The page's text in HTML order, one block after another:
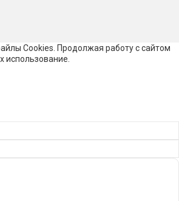
Cookies. Продолжая работу с сайтом
использование.